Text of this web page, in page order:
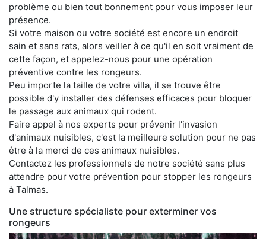
problème ou bien tout bonnement pour vous imposer leur
présence.
Si votre maison ou votre société est encore un endroit
sain et sans rats, alors veiller à ce qu'il en soit vraiment de
cette façon, et appelez-nous pour une opération
préventive contre les rongeurs.
Peu importe la taille de votre villa, il se trouve être
possible d'y installer des défenses efficaces pour bloquer
le passage aux animaux qui rodent.
Faire appel à nos experts pour prévenir l'invasion
d'animaux nuisibles, c'est la meilleure solution pour ne pas
être à la merci de ces animaux nuisibles.
Contactez les professionnels de notre société sans plus
attendre pour votre prévention pour stopper les rongeurs
à Talmas.
Une structure spécialiste pour exterminer vos
rongeurs